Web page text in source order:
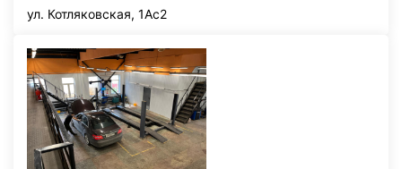
ул. Котляковская, 1Ас2